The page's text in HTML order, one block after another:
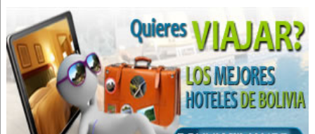
Cirugía general
Agencias de Viajes y Turismo
Operadora de Turismo
Operadores Turisticos
Turismo: Agencias de Viaje
Turismo
Viajes, Agencias de